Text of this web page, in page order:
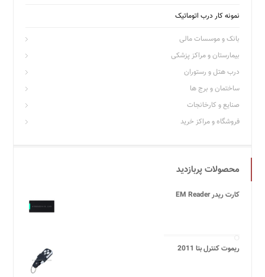
نمونه کار درب اتوماتیک
بانک و موسسات مالی
بیمارستان و مراکز پزشکی
درب هتل و رستوران
ساختمان و برج ها
صنایع و کارخانجات
فروشگاه و مراکز خرید
محصولات پربازدید
کارت ریدر EM Reader
ریموت کنترل بتا 2011